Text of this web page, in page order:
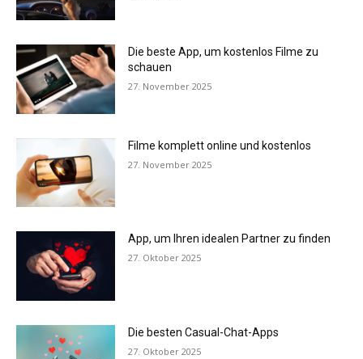
Die beste App, um kostenlos Filme zu
schauen
27. November 2025
Filme komplett online und kostenlos
27. November 2025
App, um Ihren idealen Partner zu finden
27. Oktober 2025
Die besten Casual-Chat-Apps
27. Oktober 2025